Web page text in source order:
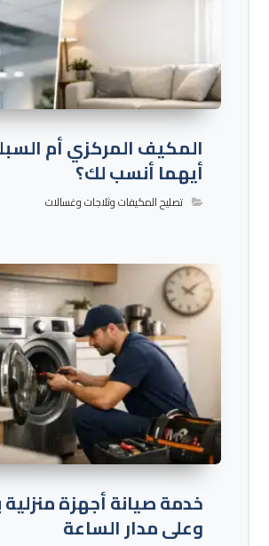
المكيف المركزي أم
أيهما أنسب لك؟
تصليح المكيفات وثلاجات وغسالات
خدمة صيانة أجهزة
وعلى مدار الساعة